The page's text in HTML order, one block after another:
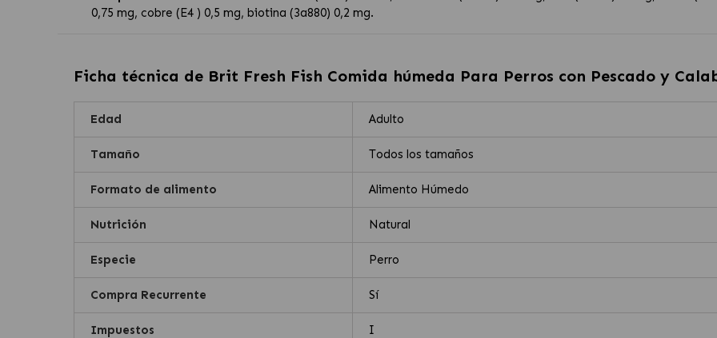
0,75 mg, cobre (E4 ) 0,5 mg, biotina (3a880) 0,2 mg.
Ficha técnica de Brit Fresh Fish Comida húmeda Para Perros con Pescado y
Edad Adulto
Tamaño Todos los tamaños
Formato de alimento Alimento Húmedo
Nutrición Natural
Especie Perro
Compra Recurrente Sí
Impuestos I